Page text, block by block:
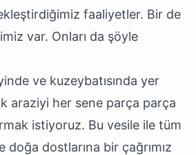
faaliyetler. Bir de
var. Onları da şöyle
ve kuzeybatısında yer
araziyi her sene parça parça
istiyoruz. Bu vesile ile tüm
doğa dostlarına bir çağrımız